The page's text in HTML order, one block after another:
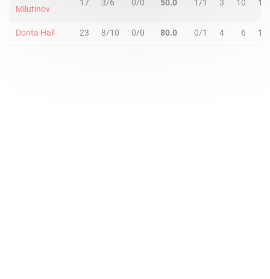
Milutinov
17 3/6 0/0 50.0 1/1 3 10 13
Donta Hall 23 8/10 0/0 80.0 0/1 4 6 10